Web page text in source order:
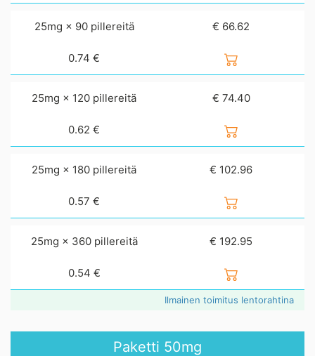
25mg × 90 pillereitä € 66.62
0.74 €
25mg × 120 pillereitä € 74.40
0.62 €
25mg × 180 pillereitä € 102.96
0.57 €
25mg × 360 pillereitä € 192.95
0.54 €
Ilmainen toimitus lentorahtina
Paketti 50mg